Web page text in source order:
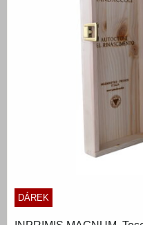
DÁREK